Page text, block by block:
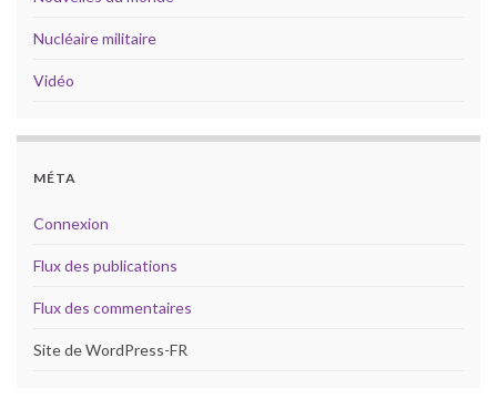
Nucléaire militaire
Vidéo
MÉTA
Connexion
Flux des publications
Flux des commentaires
Site de WordPress-FR